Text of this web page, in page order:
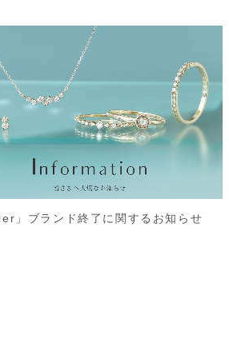
」ブランド終了に関するお知らせ